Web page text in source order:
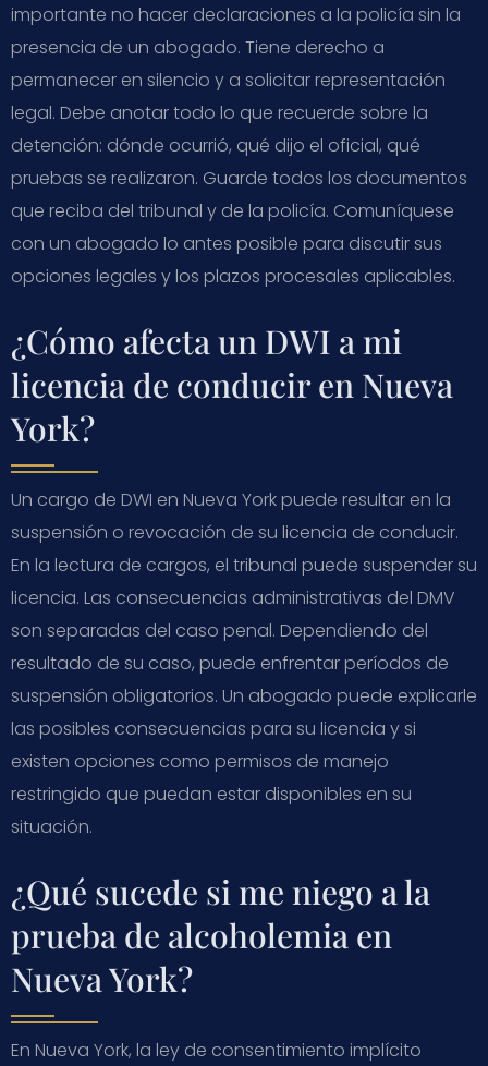
importante no hacer declaraciones a la policía sin la
presencia de un abogado. Tiene derecho a
permanecer en silencio y a solicitar representación
legal. Debe anotar todo lo que recuerde sobre la
detención: dónde ocurrió, qué dijo el oficial, qué
pruebas se realizaron. Guarde todos los documentos
que reciba del tribunal y de la policía. Comuníquese
con un abogado lo antes posible para discutir sus
opciones legales y los plazos procesales aplicables.
¿Cómo afecta un DWI a mi
licencia de conducir en Nueva
York?
Un cargo de DWI en Nueva York puede resultar en la
suspensión o revocación de su licencia de conducir.
En la lectura de cargos, el tribunal puede suspender su
licencia. Las consecuencias administrativas del DMV
son separadas del caso penal. Dependiendo del
resultado de su caso, puede enfrentar períodos de
suspensión obligatorios. Un abogado puede explicarle
las posibles consecuencias para su licencia y si
existen opciones como permisos de manejo
restringido que puedan estar disponibles en su
situación.
¿Qué sucede si me niego a la
prueba de alcoholemia en
Nueva York?
En Nueva York, la ley de consentimiento implícito